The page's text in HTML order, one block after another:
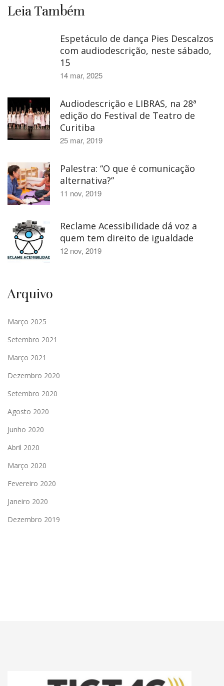
Leia Também
Espetáculo de dança Pies Descalzos
com audiodescrição, neste sábado,
15
14 mar, 2025
Audiodescrição e LIBRAS, na 28ª
edição do Festival de Teatro de
Curitiba
25 mar, 2019
Palestra: “O que é comunicação
alternativa?”
11 nov, 2019
Reclame Acessibilidade dá voz a
quem tem direito de igualdade
12 nov, 2019
Arquivo
Março 2025
Setembro 2021
Março 2021
Dezembro 2020
Setembro 2020
Agosto 2020
Junho 2020
Abril 2020
Março 2020
Fevereiro 2020
Janeiro 2020
Dezembro 2019